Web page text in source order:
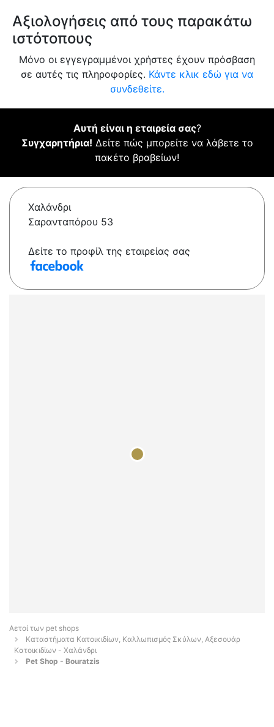
Αξιολογήσεις από τους παρακάτω
ιστότοπους
Μόνο οι εγγεγραμμένοι χρήστες έχουν πρόσβαση
σε αυτές τις πληροφορίες. Κάντε κλικ εδώ για να
συνδεθείτε.
Αυτή είναι η εταιρεία σας?
Συγχαρητήρια! Δείτε πώς μπορείτε να λάβετε το
πακέτο βραβείων!
Χαλάνδρι
Σαρανταπόρου 53
Δείτε το προφίλ της εταιρείας σας
Αετοί των pet shops
Καταστήματα Κατοικιδίων, Καλλωπισμός Σκύλων, Αξεσουάρ
Κατοικιδίων - Χαλάνδρι
Pet Shop - Bouratzis